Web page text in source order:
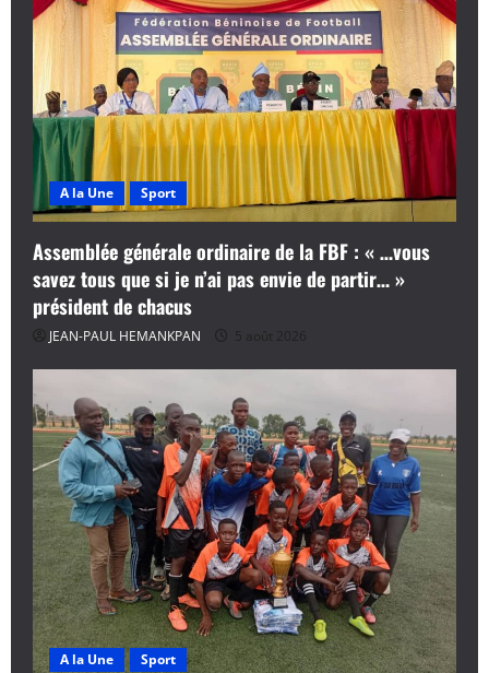
A la Une Sport
Assemblée générale ordinaire de la FBF : « …vous
savez tous que si je n’ai pas envie de partir… »
président de chacus
JEAN-PAUL HEMANKPAN 5 août 2026
A la Une Sport